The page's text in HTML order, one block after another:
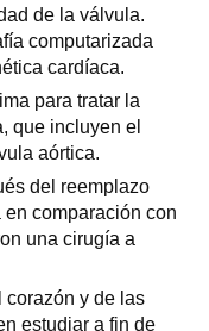
de la válvula.
computarizada
cardíaca.
para tratar la
que incluyen el
aórtica.
del reemplazo
comparación con
una cirugía a
corazón y de las
estudiar a fin de